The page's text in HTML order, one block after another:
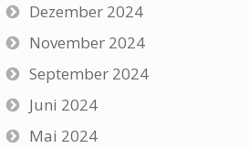
Dezember 2024
November 2024
September 2024
Juni 2024
Mai 2024